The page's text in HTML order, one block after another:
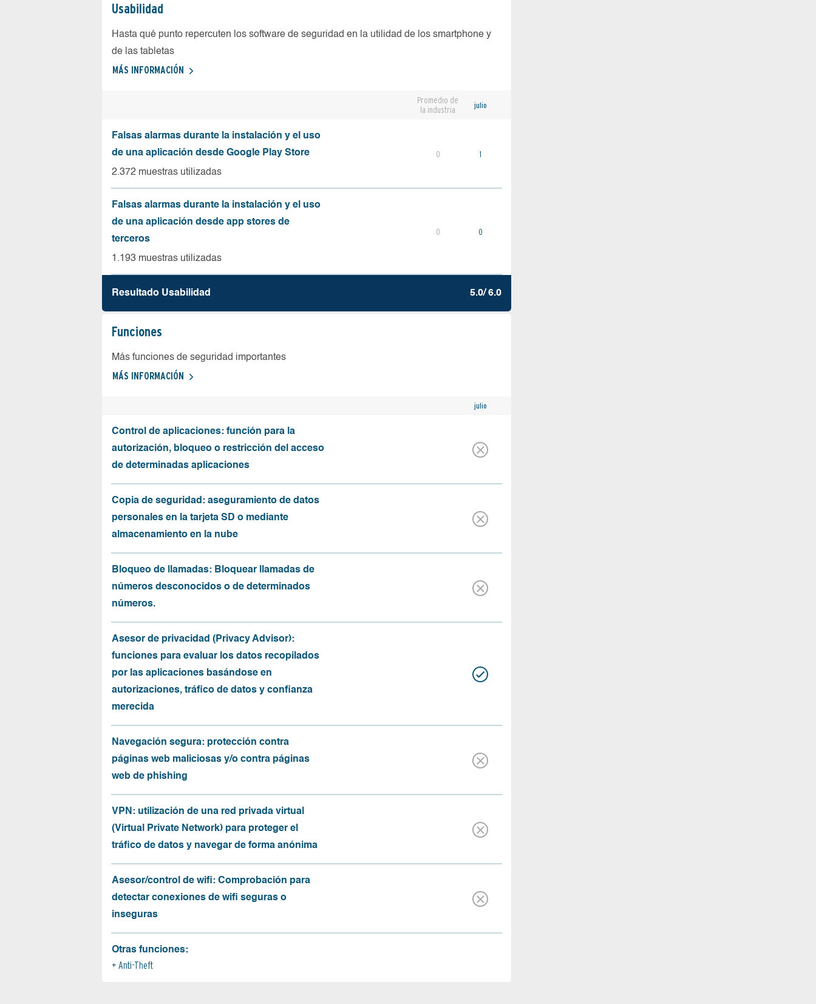
Usabilidad
Hasta qué punto repercuten los software de seguridad en la utilidad de los smartphone y
de las tabletas
MÁS INFORMACIÓN
Promedio de
la industria
julio
Falsas alarmas durante la instalación y el uso
de una aplicación desde Google Play Store
2.372 muestras utilizadas
0 1
Falsas alarmas durante la instalación y el uso
de una aplicación desde app stores de
terceros
1.193 muestras utilizadas
0 0
Resultado Usabilidad 5.0/ 6.0
Funciones
Más funciones de seguridad importantes
MÁS INFORMACIÓN
julio
Control de aplicaciones: función para la
autorización, bloqueo o restricción del acceso
de determinadas aplicaciones
Copia de seguridad: aseguramiento de datos
personales en la tarjeta SD o mediante
almacenamiento en la nube
Bloqueo de llamadas: Bloquear llamadas de
números desconocidos o de determinados
números.
Asesor de privacidad (Privacy Advisor):
funciones para evaluar los datos recopilados
por las aplicaciones basándose en
autorizaciones, tráfico de datos y confianza
merecida
Navegación segura: protección contra
páginas web maliciosas y/o contra páginas
web de phishing
VPN: utilización de una red privada virtual
(Virtual Private Network) para proteger el
tráfico de datos y navegar de forma anónima
Asesor/control de wifi: Comprobación para
detectar conexiones de wifi seguras o
inseguras
Otras funciones:
Anti-Theft